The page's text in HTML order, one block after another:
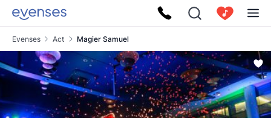
Evenses Act Magier Samuel